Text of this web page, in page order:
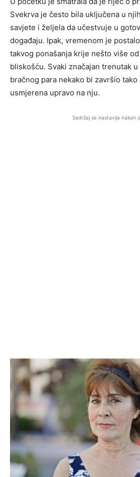
Svekrva je često bila uključena u
savjete i željela da učestvuje u
događaju. Ipak, vremenom je
takvog ponašanja krije nešto više
bliskošću. Svaki značajan trenutak
bračnog para nekako bi završio tako
usmjerena upravo na nju.
Sadržaj se nastavlja nakon